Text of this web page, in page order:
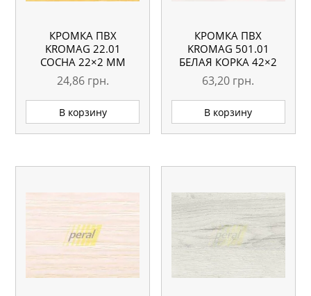
КРОМКА ПВХ
KROMAG 22.01
СОСНА 22×2 ММ
24,86 грн.
В корзину
КРОМКА ПВХ
KROMAG 501.01
БЕЛАЯ КОРКА 42×2
ММ
63,20 грн.
В корзину